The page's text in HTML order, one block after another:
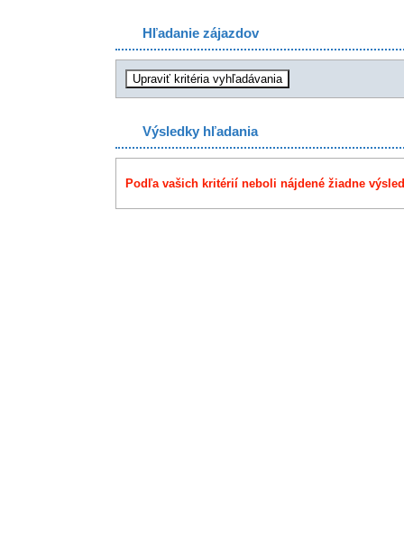
Hľadanie zájazdov
Výsledky hľadania
Podľa vašich kritérií neboli nájdené žiadne